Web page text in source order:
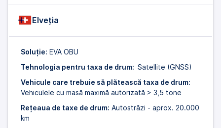
Elveţia
Soluție: EVA OBU
Tehnologia pentru taxa de drum: Satellite (GNSS)
Vehicule care trebuie să plătească taxa de drum:
Vehiculele cu masă maximă autorizată > 3,5 tone
Rețeaua de taxe de drum: Autostrăzi - aprox. 20.000
km